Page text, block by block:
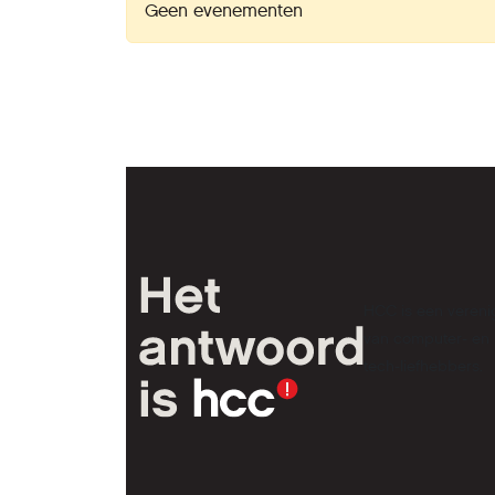
Geen evenementen